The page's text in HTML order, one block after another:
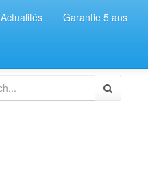
Actualités Garantie 5 ans